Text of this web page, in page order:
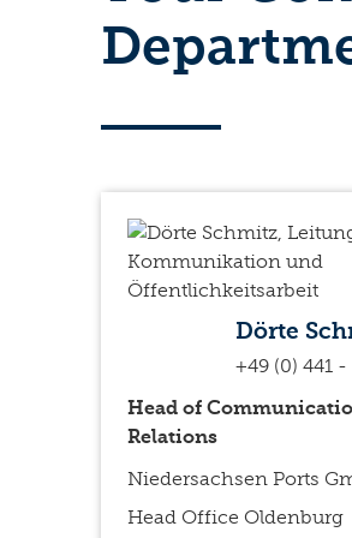
Dörte
+49 (0) 441
Head of
Relations
Niedersachsen Ports
Head Office Oldenburg